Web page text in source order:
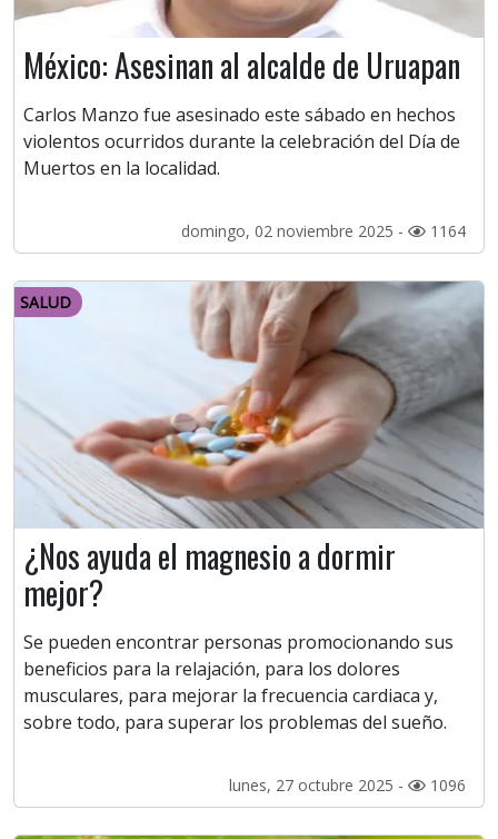
México: Asesinan al alcalde de Uruapan
Carlos Manzo fue asesinado este sábado en hechos
violentos ocurridos durante la celebración del Día de
Muertos en la localidad.
domingo, 02 noviembre 2025 - 1164
SALUD
¿Nos ayuda el magnesio a dormir
mejor?
Se pueden encontrar personas promocionando sus
beneficios para la relajación, para los dolores
musculares, para mejorar la frecuencia cardiaca y,
sobre todo, para superar los problemas del sueño.
lunes, 27 octubre 2025 - 1096